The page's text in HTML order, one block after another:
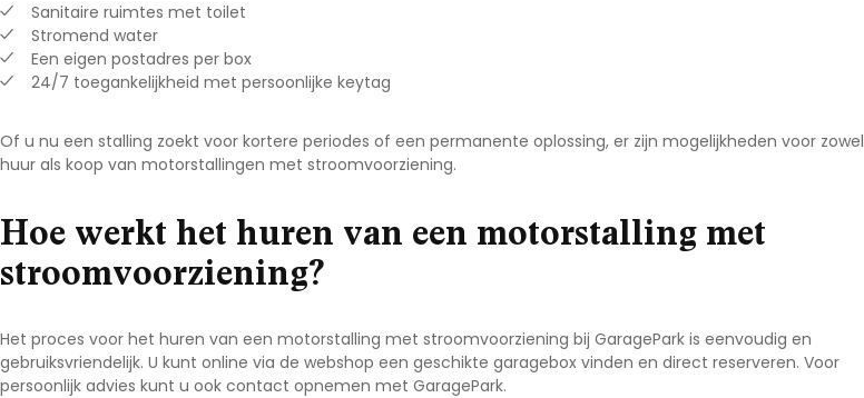
Sanitaire ruimtes met toilet
Stromend water
Een eigen postadres per box
24/7 toegankelijkheid met persoonlijke keytag
Of u nu een stalling zoekt voor kortere periodes of een permanente oplossing, er zijn mogelijkheden voor zowel
huur als koop van motorstallingen met stroomvoorziening.
Hoe werkt het huren van een motorstalling met
stroomvoorziening?
Het proces voor het huren van een motorstalling met stroomvoorziening bij GaragePark is eenvoudig en
gebruiksvriendelijk. U kunt online via de webshop een geschikte garagebox vinden en direct reserveren. Voor
persoonlijk advies kunt u ook contact opnemen met GaragePark.